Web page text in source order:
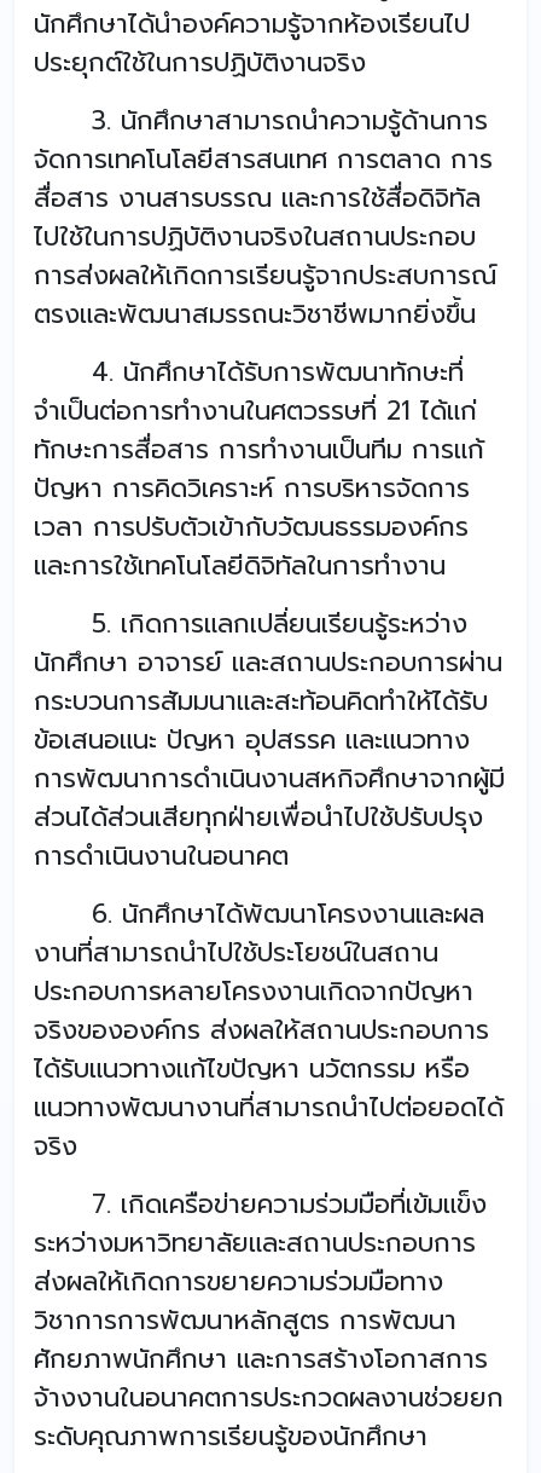
นักศึกษาได้นำองค์ความรู้จากห้องเรียนไป
ประยุกต์ใช้ในการปฏิบัติงานจริง
3. นักศึกษาสามารถนำความรู้ด้านการ
จัดการเทคโนโลยีสารสนเทศ การตลาด การ
สื่อสาร งานสารบรรณ และการใช้สื่อดิจิทัล
ไปใช้ในการปฏิบัติงานจริงในสถานประกอบ
การส่งผลให้เกิดการเรียนรู้จากประสบการณ์
ตรงและพัฒนาสมรรถนะวิชาชีพมากยิ่งขึ้น
4. นักศึกษาได้รับการพัฒนาทักษะที่
จำเป็นต่อการทำงานในศตวรรษที่ 21 ได้แก่
ทักษะการสื่อสาร การทำงานเป็นทีม การแก้
ปัญหา การคิดวิเคราะห์ การบริหารจัดการ
เวลา การปรับตัวเข้ากับวัฒนธรรมองค์กร
และการใช้เทคโนโลยีดิจิทัลในการทำงาน
5. เกิดการแลกเปลี่ยนเรียนรู้ระหว่าง
นักศึกษา อาจารย์ และสถานประกอบการผ่าน
กระบวนการสัมมนาและสะท้อนคิดทำให้ได้รับ
ข้อเสนอแนะ ปัญหา อุปสรรค และแนวทาง
การพัฒนาการดำเนินงานสหกิจศึกษาจากผู้มี
ส่วนได้ส่วนเสียทุกฝ่ายเพื่อนำไปใช้ปรับปรุง
การดำเนินงานในอนาคต
6. นักศึกษาได้พัฒนาโครงงานและผล
งานที่สามารถนำไปใช้ประโยชน์ในสถาน
ประกอบการหลายโครงงานเกิดจากปัญหา
จริงขององค์กร ส่งผลให้สถานประกอบการ
ได้รับแนวทางแก้ไขปัญหา นวัตกรรม หรือ
แนวทางพัฒนางานที่สามารถนำไปต่อยอดได้
จริง
7. เกิดเครือข่ายความร่วมมือที่เข้มแข็ง
ระหว่างมหาวิทยาลัยและสถานประกอบการ
ส่งผลให้เกิดการขยายความร่วมมือทาง
วิชาการการพัฒนาหลักสูตร การพัฒนา
ศักยภาพนักศึกษา และการสร้างโอกาสการ
จ้างงานในอนาคตการประกวดผลงานช่วยยก
ระดับคุณภาพการเรียนรู้ของนักศึกษา